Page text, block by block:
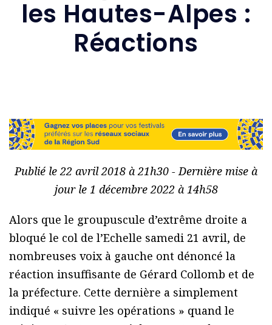
les Hautes-Alpes :
Réactions
Publié le 22 avril 2018 à 21h30 - Dernière mise à
jour le 1 décembre 2022 à 14h58
Alors que le groupuscule d’extrême droite a
bloqué le col de l’Echelle samedi 21 avril, de
nombreuses voix à gauche ont dénoncé la
réaction insuffisante de Gérard Collomb et de
la préfecture. Cette dernière a simplement
indiqué « suivre les opérations » quand le